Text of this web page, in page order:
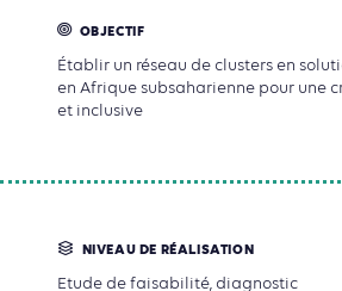
OBJECTIF
Établir un réseau de clusters en
en Afrique subsaharienne pour une
et inclusive
NIVEAU DE RÉALISATION
Etude de faisabilité, diagnostic